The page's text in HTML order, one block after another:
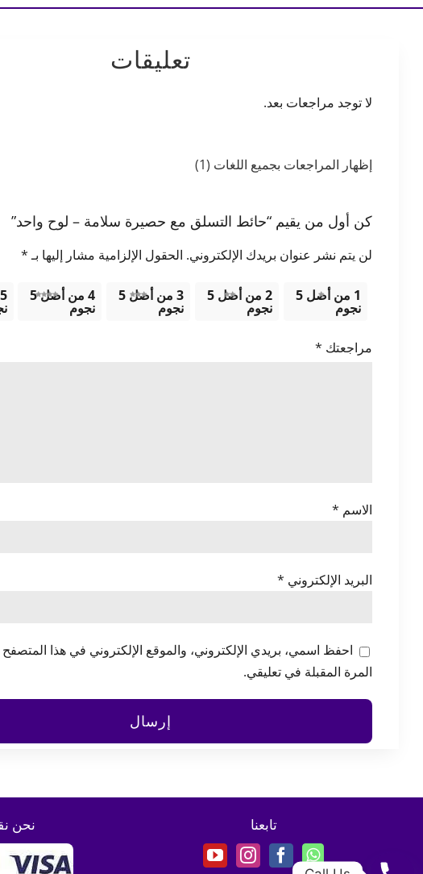
تعليقات
لا توجد مراجعات بعد.
إظهار المراجعات بجميع اللغات (1)
كن أول من يقيم “حائط التسلق مع حصيرة سلامة – لوح واحد”
لن يتم نشر عنوان بريدك الإلكتروني. الحقول الإلزامية مشار إليها بـ*
1 من أصل 5
نجوم
2 من أصل 5
نجوم
3 من أصل 5
نجوم
4 من أصل 5
نجوم
مراجعتك *
الاسم *
البريد الإلكتروني *
احفظ اسمي، بريدي الإلكتروني، والموقع الإلكتروني في هذا المتصفح
المرة المقبلة في تعليقي.
تابعنا نحن